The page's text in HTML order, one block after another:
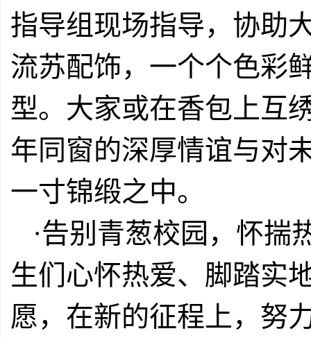
指导组现场指导，协助
流苏配饰，一个个色彩
型。大家或在香包上互
年同窗的深厚情谊与对
一寸锦缎之中。
·告别青葱校园，怀揣
生们心怀热爱、脚踏实
愿，在新的征程上，努